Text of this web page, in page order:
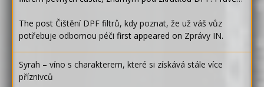
The post Čištění DPF filtrů, kdy poznat, že už váš vůz
potřebuje odbornou péči first appeared on Zprávy IN.
Syrah – víno s charakterem, které si získává stále více
příznivců